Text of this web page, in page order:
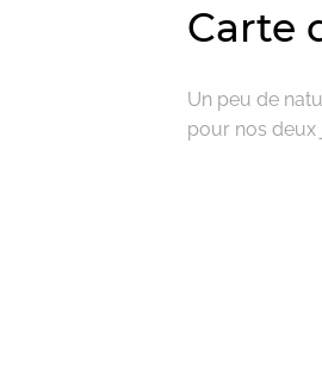
Carte
Un peu de
pour nos deux